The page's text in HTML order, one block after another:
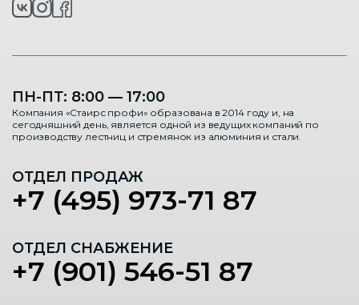
ПН-ПТ: 8:00 — 17:00
Компания «Стаирс профи» образована в 2014 году и, на
сегодняшний день, является одной из ведущих компаний по
производству лестниц и стремянок из алюминия и стали.
ОТДЕЛ ПРОДАЖ
+7 (495) 973-71 87
ОТДЕЛ СНАБЖЕНИЕ
+7 (901) 546-51 87